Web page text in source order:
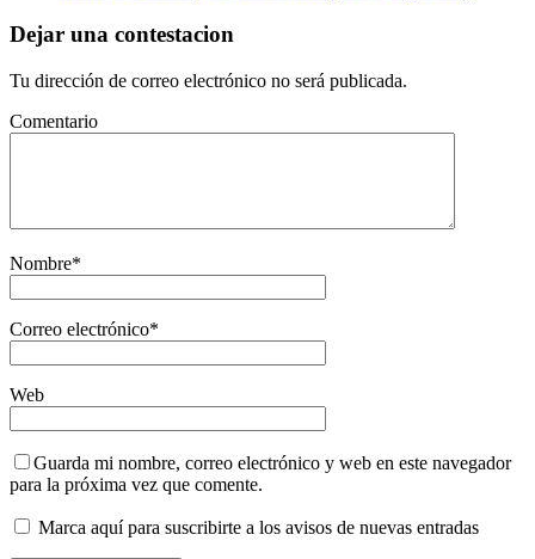
Dejar una contestacion
Tu dirección de correo electrónico no será publicada.
Comentario
Nombre*
Correo electrónico*
Web
Guarda mi nombre, correo electrónico y web en este navegador
para la próxima vez que comente.
Marca aquí para suscribirte a los avisos de nuevas entradas